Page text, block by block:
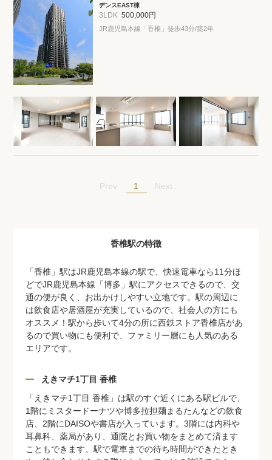
デンスEAST棟
3LDK 500,000円
JR鹿児島本線「香椎」徒歩43分/築2年
Prev 1 Next
香椎駅の特徴
「香椎」駅はJR鹿児島本線の駅で、快速電車なら11分ほ
どでJR鹿児島本線「博多」駅にアクセスできるので、交
通の便が良く、お出かけしやすい立地です。駅の周辺に
は飲食店や居酒屋が充実しているので、社会人の方にも
オススメ！駅から歩いて4分の所に西鉄ストア香椎店があ
るので買い物にも便利で、ファミリー層にも人気のある
エリアです。
えきマチ1丁目 香椎
「えきマチ1丁目 香椎」は駅のすぐ近くにある駅ビルで、
1階にミスタードーナツや博多拉担麺まるたんなどの飲食
店、2階にDAISOや書店が入っています。3階には内科や
耳鼻科、薬局があり、通院とお買い物をまとめて済ます
こともできます。駅で電車までの待ち時間ができたとき